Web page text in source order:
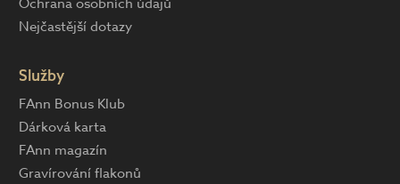
Nejčastější dotazy
Služby
FAnn Bonus Klub
Dárková karta
FAnn magazín
Gravírování flakonů